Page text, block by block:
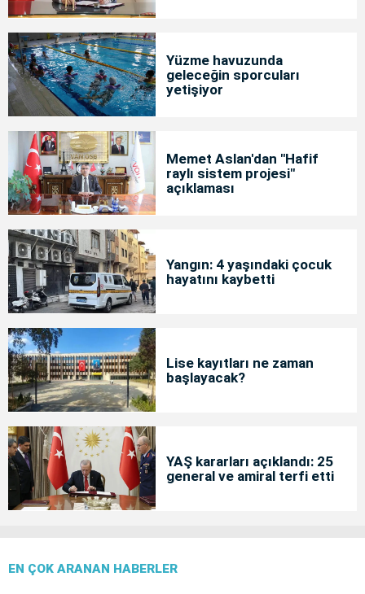
Yüzme havuzunda
geleceğin sporcuları
yetişiyor
Memet Aslan'dan "Hafif
raylı sistem projesi"
açıklaması
Yangın: 4 yaşındaki çocuk
hayatını kaybetti
Lise kayıtları ne zaman
başlayacak?
YAŞ kararları açıklandı: 25
general ve amiral terfi etti
EN ÇOK ARANAN HABERLER